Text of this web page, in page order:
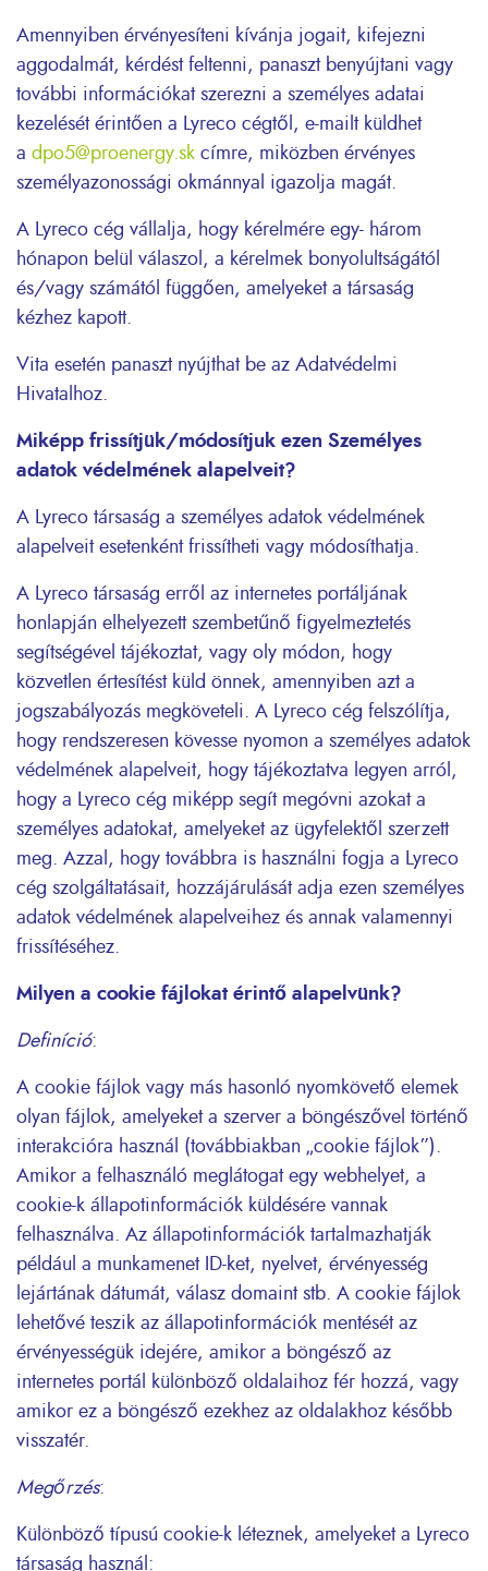
Amennyiben érvényesíteni kívánja jogait, kifejezni
aggodalmát, kérdést feltenni, panaszt benyújtani vagy
további információkat szerezni a személyes adatai
kezelését érintően a Lyreco cégtől, e-mailt küldhet
a dpo5@proenergy.sk címre, miközben érvényes
személyazonossági okmánnyal igazolja magát.
A Lyreco cég vállalja, hogy kérelmére egy- három
hónapon belül válaszol, a kérelmek bonyolultságától
és/vagy számától függően, amelyeket a társaság
kézhez kapott.
Vita esetén panaszt nyújthat be az Adatvédelmi
Hivatalhoz.
Miképp frissítjük/módosítjuk ezen Személyes
adatok védelmének alapelveit?
A Lyreco társaság a személyes adatok védelmének
alapelveit esetenként frissítheti vagy módosíthatja.
A Lyreco társaság erről az internetes portáljának
honlapján elhelyezett szembetűnő figyelmeztetés
segítségével tájékoztat, vagy oly módon, hogy
közvetlen értesítést küld önnek, amennyiben azt a
jogszabályozás megköveteli. A Lyreco cég felszólítja,
hogy rendszeresen kövesse nyomon a személyes adatok
védelmének alapelveit, hogy tájékoztatva legyen arról,
hogy a Lyreco cég miképp segít megóvni azokat a
személyes adatokat, amelyeket az ügyfelektől szerzett
meg. Azzal, hogy továbbra is használni fogja a Lyreco
cég szolgáltatásait, hozzájárulását adja ezen személyes
adatok védelmének alapelveihez és annak valamennyi
frissítéséhez.
Milyen a cookie fájlokat érintő alapelvünk?
Definíció:
A cookie fájlok vagy más hasonló nyomkövető elemek
olyan fájlok, amelyeket a szerver a böngészővel történő
interakcióra használ (továbbiakban „cookie fájlok”).
Amikor a felhasználó meglátogat egy webhelyet, a
cookie-k állapotinformációk küldésére vannak
felhasználva. Az állapotinformációk tartalmazhatják
például a munkamenet ID-ket, nyelvet, érvényesség
lejártának dátumát, válasz domaint stb. A cookie fájlok
lehetővé teszik az állapotinformációk mentését az
érvényességük idejére, amikor a böngésző az
internetes portál különböző oldalaihoz fér hozzá, vagy
amikor ez a böngésző ezekhez az oldalakhoz később
visszatér.
Megőrzés:
Különböző típusú cookie-k léteznek, amelyeket a Lyreco
társaság használ: